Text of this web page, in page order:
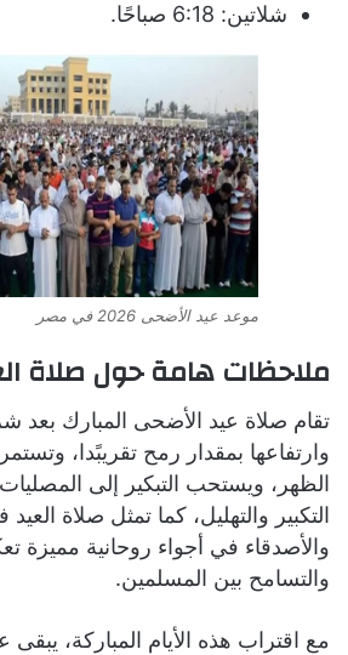
شلاتين: 6:18 صباحًا.
موعد عيد الأضحى 2026 في مصر
ملاحظات هامة حول صلاة
تقام صلاة عيد الأضحى المبارك
وارتفاعها بمقدار رمح تقريبًدا،
الظهر، ويستحب التبكير إلى
التكبير والتهليل، كما تمثل صلاة العيد
والأصدقاء في أجواء روحانية مميزة
والتسامح بين المسلمين.
​مع اقتراب هذه الأيام المباركة،